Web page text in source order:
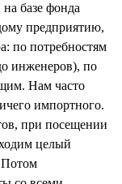
базе фонда
предприятию,
по потребностям
инженеров), по
Нам часто
импортного.
при посещении
целый
Потом